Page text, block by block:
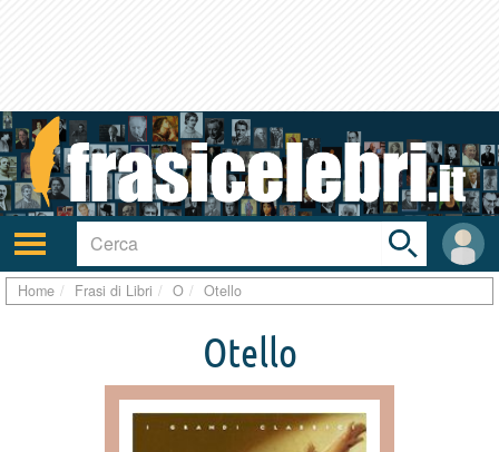
Attiva/disattiva
navigazione
User
area
Toggle
search
bar
Home Frasi di Libri O Otello
Otello